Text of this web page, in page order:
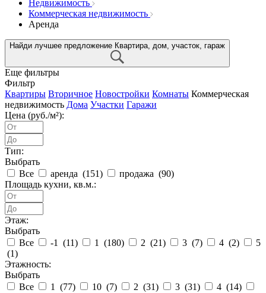
Недвижимость
Коммерческая недвижимость
Аренда
Найди лучшее предложение Квартира, дом, участок, гараж
Еще фильтры
Фильтр
Квартиры Вторичное Новостройки Комнаты Коммерческая
недвижимость Дома Участки Гаражи
Цена (руб./м²):
Тип:
Выбрать
Все
аренда (151) продажа (90)
Площадь кухни, кв.м.:
Этаж:
Выбрать
Все
-1 (11) 1 (180) 2 (21) 3 (7) 4 (2)
5
(1)
Этажность:
Выбрать
Все
1 (77) 10 (7) 2 (31) 3 (31) 4 (14)